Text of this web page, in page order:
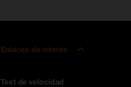
Enlaces de interés
Test de velocidad